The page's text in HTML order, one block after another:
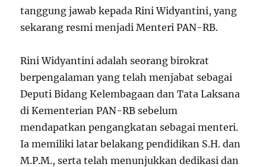
tanggung jawab kepada Rini Widyantini, yang
sekarang resmi menjadi Menteri PAN-RB.
Rini Widyantini adalah seorang birokrat
berpengalaman yang telah menjabat sebagai
Deputi Bidang Kelembagaan dan Tata Laksana
di Kementerian PAN-RB sebelum
mendapatkan pengangkatan sebagai menteri.
Ia memiliki latar belakang pendidikan S.H. dan
M.P.M., serta telah menunjukkan dedikasi dan